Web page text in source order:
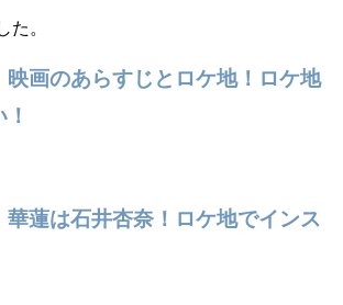
た。
映画のあらすじとロケ地！ロケ地
華蓮は石井杏奈！ロケ地でインス